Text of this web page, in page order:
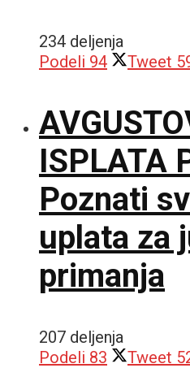
234 deljenja
Podeli 94 Tweet
ISPLATA
Poznati
uplata za
primanja
207 deljenja
Podeli 83 Tweet